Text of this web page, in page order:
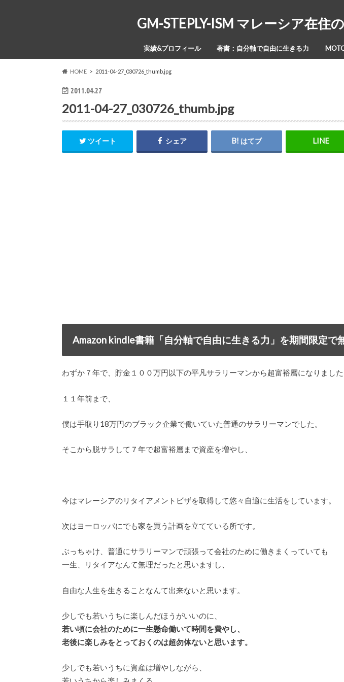
GM-STEPLY-ISM マレーシア在住
実績&プロフィール 著書：自分軸で自由に生きる力
HOME 2011-04-27_030726_thumb.jpg
2011.04.27
2011-04-27_030726_thumb.jpg
ツイート シェア はてブ
Amazon kindle書籍「自分軸で自由に生きる力」を期間限定で
わずか７年で、貯金１００万円以下の平凡サラリーマンから超富裕層になりました
１１年前まで、
僕は手取り18万円のブラック企業で働いていた普通のサラリーマンでした。
そこから脱サラして７年で超富裕層まで資産を増やし、
今はマレーシアのリタイアメントビザを取得して悠々自適に生活をしています。
次はヨーロッパにでも家を買う計画を立てている所です。
ぶっちゃけ、普通にサラリーマンで頑張って会社のために働きまくっていても
一生、リタイアなんて無理だったと思いますし、
自由な人生を生きることなんて出来ないと思います。
少しでも若いうちに楽しんだほうがいいのに、
若い頃に会社のために一生懸命働いて時間を費やし、
老後に楽しみをとっておくのは超勿体ないと思います。
少しでも若いうちに資産は増やしながら、